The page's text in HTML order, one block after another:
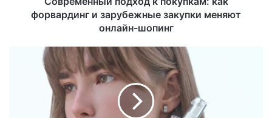
форвардинг и зарубежные закупки меняют
онлайн-шопинг